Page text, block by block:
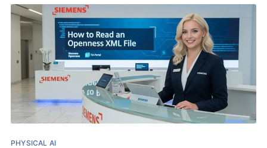
PHYSICAL AI